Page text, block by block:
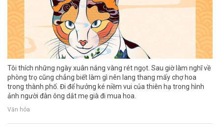
Tôi thích những ngày xuân nắng vàng rét ngọt. Sau giờ làm nghĩ về
phòng trọ cũng chẳng biết làm gì nên lang thang mấy chợ hoa
trong thành phố. Đi để hưởng ké niềm vui của thiên hạ trong hình
ảnh người đàn ông dắt mẹ già đi mua hoa.
Văn hóa